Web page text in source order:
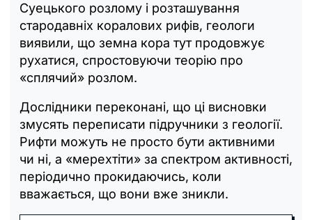
Суецького розлому і розташування
стародавніх коралових рифів, геологи
виявили, що земна кора тут продовжує
рухатися, спростовуючи теорію про
«сплячий» розлом.
Дослідники переконані, що ці висновки
змусять переписати підручники з геології.
Рифти можуть не просто бути активними
чи ні, а «мерехтіти» за спектром активності,
періодично прокидаючись, коли
вважається, що вони вже зникли.